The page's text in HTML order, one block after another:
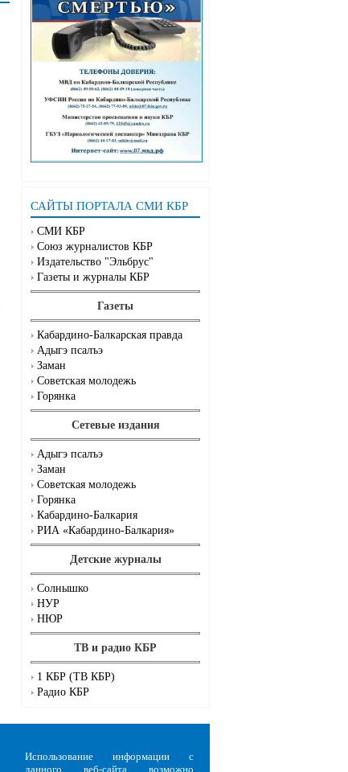
САЙТЫ ПОРТАЛА СМИ КБР
СМИ КБР
Союз журналистов КБР
Издательство "Эльбрус"
Газеты и журналы КБР
Газеты
Кабардино-Балкарская правда
Адыгэ псалъэ
Заман
Советская молодежь
Горянка
Сетевые издания
Адыгэ псалъэ
Заман
Советская молодежь
Горянка
Кабардино-Балкария
РИА «Кабардино-Балкария»
Детские журналы
Солнышко
НУР
НЮР
ТВ и радио КБР
1 КБР (ТВ КБР)
Радио КБР
Использование информации с
данного веб-сайта возможно